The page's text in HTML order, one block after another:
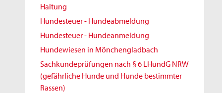
Haltung
Hundesteuer - Hundeabmeldung
Hundesteuer - Hundeanmeldung
Hundewiesen in Mönchengladbach
Sachkundeprüfungen nach § 6 LHundG NRW
(gefährliche Hunde und Hunde bestimmter
Rassen)